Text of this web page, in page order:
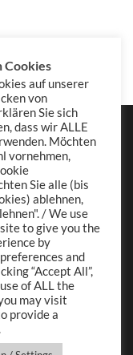
Cookies
auf unserer
von
Sie sich
dass wir ALLE
Möchten
vornehmen,
Sie alle (bis
ablehnen,
/ We use
to give you the
by
and
“Accept All”,
of ALL the
may visit
provide a